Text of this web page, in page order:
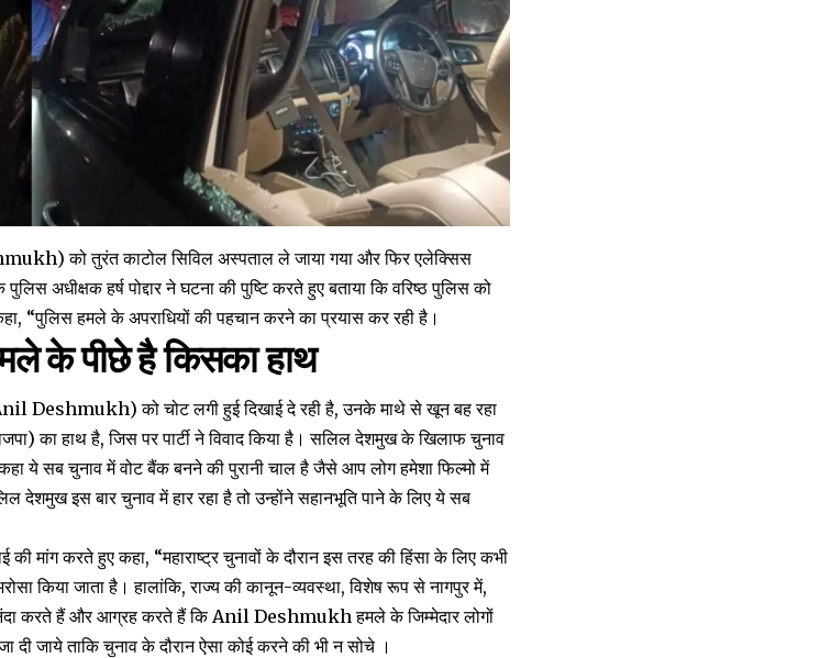
को तुरंत काटोल सिविल अस्पताल ले जाया गया और फिर एलेक्सिस
अधीक्षक हर्ष पोद्दार ने घटना की पुष्टि करते हुए बताया कि वरिष्ठ पुलिस को
“पुलिस हमले के अपराधियों की पहचान करने का प्रयास कर रही है।
के पीछे है किसका हाथ
Deshmukh) को चोट लगी हुई दिखाई दे रही है, उनके माथे से खून बह रहा
का हाथ है, जिस पर पार्टी ने विवाद किया है। सलिल देशमुख के खिलाफ चुनाव
ये सब चुनाव में वोट बैंक बनने की पुरानी चाल है जैसे आप लोग हमेशा फिल्मो में
इस बार चुनाव में हार रहा है तो उन्होंने सहानभूति पाने के लिए ये सब
मांग करते हुए कहा, “महाराष्ट्र चुनावों के दौरान इस तरह की हिंसा के लिए कभी
किया जाता है। हालांकि, राज्य की कानून-व्यवस्था, विशेष रूप से नागपुर में,
निंदा करते हैं और आग्रह करते हैं कि Anil Deshmukh हमले के जिम्मेदार लोगों
जाये ताकि चुनाव के दौरान ऐसा कोई करने की भी न सोचे ।